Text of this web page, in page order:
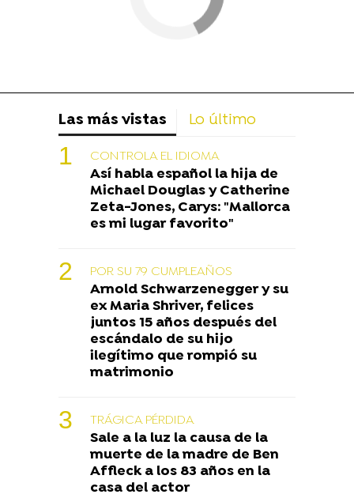
Las más vistas Lo último
CONTROLA EL IDIOMA
Así habla español la hija de
Michael Douglas y Catherine
Zeta-Jones, Carys: "Mallorca
es mi lugar favorito"
POR SU 79 CUMPLEAÑOS
Arnold Schwarzenegger y su
ex Maria Shriver, felices
juntos 15 años después del
escándalo de su hijo
ilegítimo que rompió su
matrimonio
TRÁGICA PÉRDIDA
Sale a la luz la causa de la
muerte de la madre de Ben
Affleck a los 83 años en la
casa del actor